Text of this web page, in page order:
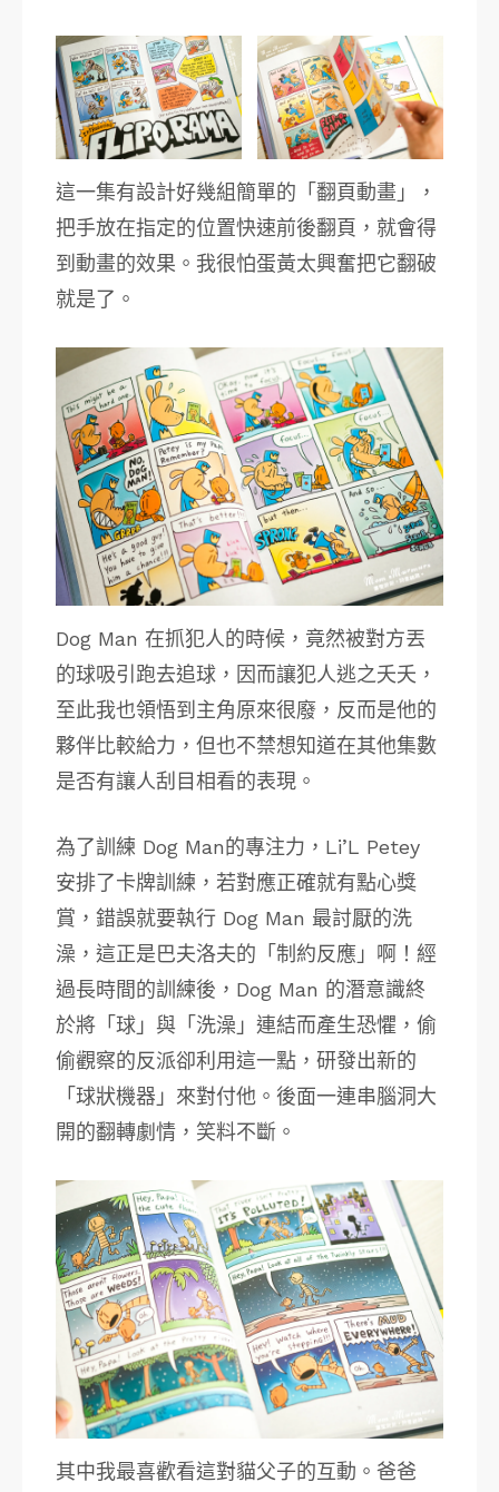
這一集有設計好幾組簡單的「翻頁動畫」，
把手放在指定的位置快速前後翻頁，就會得
到動畫的效果。我很怕蛋黃太興奮把它翻破
就是了。
Dog Man 在抓犯人的時候，竟然被對方丟
的球吸引跑去追球，因而讓犯人逃之夭夭，
至此我也領悟到主角原來很廢，反而是他的
夥伴比較給力，但也不禁想知道在其他集數
是否有讓人刮目相看的表現。
為了訓練 Dog Man的專注力，Li’L Petey
安排了卡牌訓練，若對應正確就有點心獎
賞，錯誤就要執行 Dog Man 最討厭的洗
澡，這正是巴夫洛夫的「制約反應」啊！經
過長時間的訓練後，Dog Man 的潛意識終
於將「球」與「洗澡」連結而產生恐懼，偷
偷觀察的反派卻利用這一點，研發出新的
「球狀機器」來對付他。後面一連串腦洞大
開的翻轉劇情，笑料不斷。
其中我最喜歡看這對貓父子的互動。爸爸